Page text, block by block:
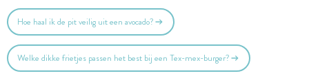
Hoe haal ik de pit veilig uit een avocado?
Welke dikke frietjes passen het best bij een Tex-mex-burger?